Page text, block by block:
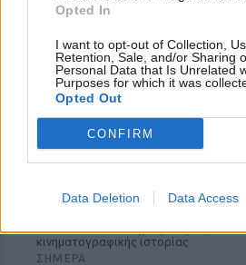
Opted In
I want to opt-out of Collection,
Retention, Sale, and/or Sharing
Personal Data that Is Unrelated
Purposes for which it was
Opted Out
CONFIRM
Data Deletion Data Access
Το μαροκινό χωριό που έγινε
Nolan, Yunkai για το Game
Από το «Lawrence of Arabia» και το
Αΐτ Μπεν Χαντού έχει φιλοξενήσει
κινηματογραφικής ιστορίας
ΣΉΜΕΡΑ